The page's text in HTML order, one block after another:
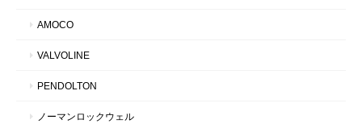
AMOCO
VALVOLINE
PENDOLTON
ノーマンロックウェル